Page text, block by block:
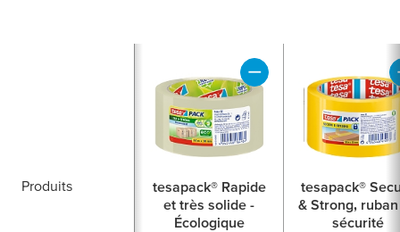
Produits
tesapack® Rapide
et très solide -
Écologique
tesapack®
& Strong,
sécurité